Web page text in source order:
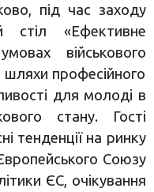
під час заходу
стіл «Ефективне
військового
професійного
для молоді в
стану. Гості
тенденції на ринку
Союзу
ЄС, очікування